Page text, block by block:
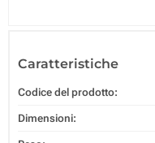
Caratteristiche
Codice del prodotto:
Dimensioni: